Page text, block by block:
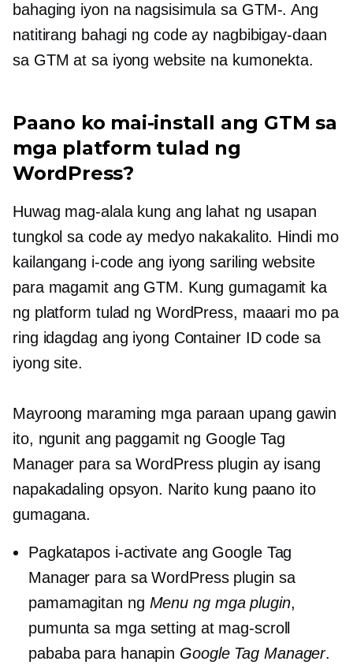
bahaging iyon na nagsisimula sa GTM-. Ang
natitirang bahagi ng code ay nagbibigay-daan
sa GTM at sa iyong website na kumonekta.
Paano ko mai-install ang GTM sa
mga platform tulad ng
WordPress?
Huwag mag-alala kung ang lahat ng usapan
tungkol sa code ay medyo nakakalito. Hindi mo
kailangang i-code ang iyong sariling website
para magamit ang GTM. Kung gumagamit ka
ng platform tulad ng WordPress, maaari mo pa
ring idagdag ang iyong Container ID code sa
iyong site.
Mayroong maraming mga paraan upang gawin
ito, ngunit ang paggamit ng Google Tag
Manager para sa WordPress plugin ay isang
napakadaling opsyon. Narito kung paano ito
gumagana.
Pagkatapos i-activate ang Google Tag
Manager para sa WordPress plugin sa
pamamagitan ng Menu ng mga plugin,
pumunta sa mga setting at mag-scroll
pababa para hanapin Google Tag Manager.